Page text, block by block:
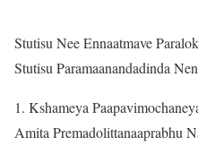
Stutisu Nee Ennaatmave
Stutisu Paramaanandadinda
1. Kshameya
Amita Premadolittanaaprabhu